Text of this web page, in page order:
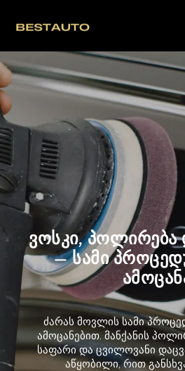
ვოსკი, პოლირება
— სამი
ძარას მოვლის სამი
ამოცანებით. მანქანის
საფარი და ცვილოვანი
აწყობილი, რით